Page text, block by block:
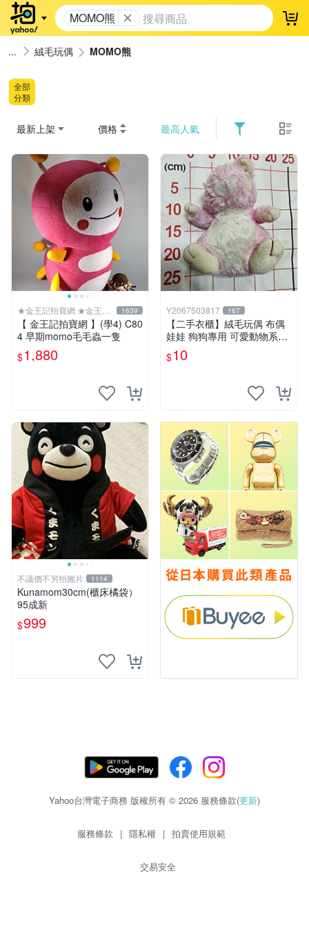
MOMO熊 登
絨毛玩偶 MOMO熊
全部
分類
最新上架 價格 最高人氣
★金王記拍寶網 ★金王記
拍寶趣
1639
【 金王記拍寶網 】(學4) C80
4 早期momo毛毛蟲一隻
$1,880
Y2067503817 167
【二手衣櫃】絨毛玩偶 布偶
娃娃 狗狗專用 可愛動物系列
耐咬耐磨玩具 玩偶 粉紅熊寵
物玩具 1120929
$10
不議價不另拍圖片 1114
Kunamom30cm(櫃床橘袋）
95成新
$999
Yahoo台灣電子商務 版權所有 © 2026 服務條款(更新)
服務條款 | 隱私權 | 拍賣使用規範
交易安全